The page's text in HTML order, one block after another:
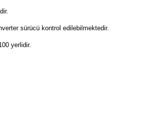
sürücü kontrol edilebilmektedir.
yerlidir.